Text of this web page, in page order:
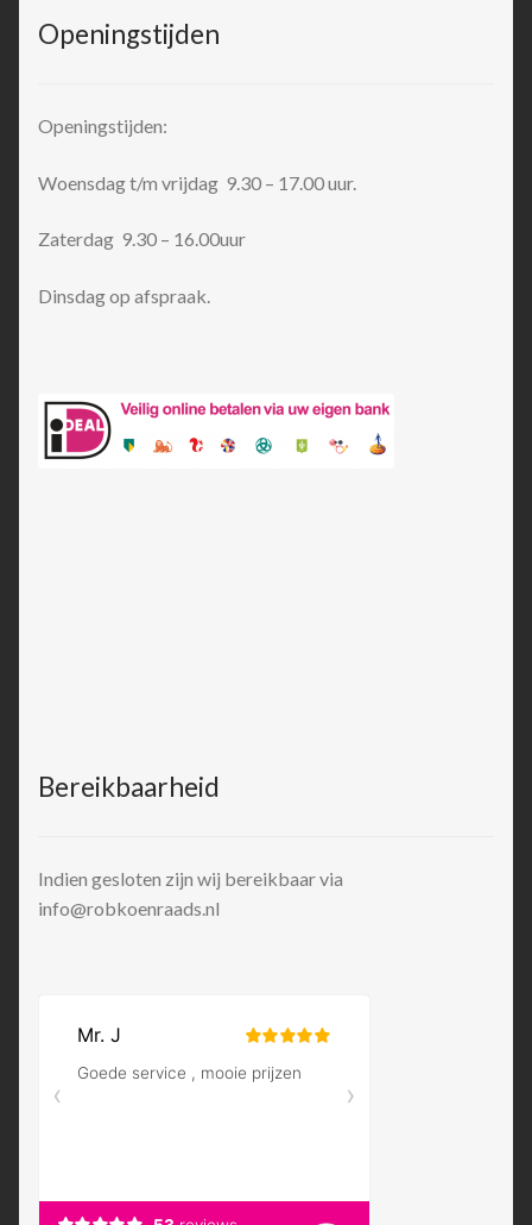
Openingstijden
Openingstijden:
Woensdag t/m vrijdag 9.30 – 17.00 uur.
Zaterdag 9.30 – 16.00uur
Dinsdag op afspraak.
Bereikbaarheid
Indien gesloten zijn wij bereikbaar via
info@robkoenraads.nl